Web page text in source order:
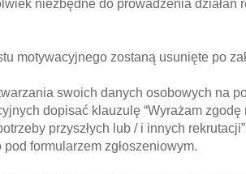
niezbędne do prowadzenia działań
motywacyjnego zostaną usunięte po
swoich danych osobowych na
dopisać klauzulę “Wyrażam
przyszłych lub / i innych
formularzem zgłoszeniowym.